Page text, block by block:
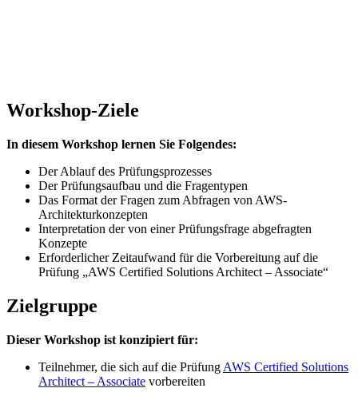
Workshop-Ziele
In diesem Workshop lernen Sie Folgendes:
Der Ablauf des Prüfungsprozesses
Der Prüfungsaufbau und die Fragentypen
Das Format der Fragen zum Abfragen von AWS-
Architekturkonzepten
Interpretation der von einer Prüfungsfrage abgefragten
Konzepte
Erforderlicher Zeitaufwand für die Vorbereitung auf die
Prüfung „AWS Certified Solutions Architect – Associate“
Zielgruppe
Dieser Workshop ist konzipiert für:
Teilnehmer, die sich auf die Prüfung AWS Certified Solutions
Architect – Associate vorbereiten